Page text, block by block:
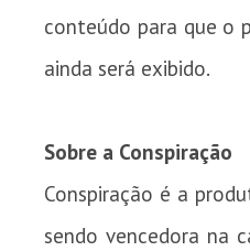
conteúdo para que o
ainda será exibido.
Sobre a Conspiração
Conspiração é a
sendo vencedora na